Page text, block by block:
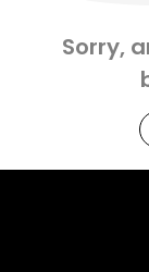
Sorry,